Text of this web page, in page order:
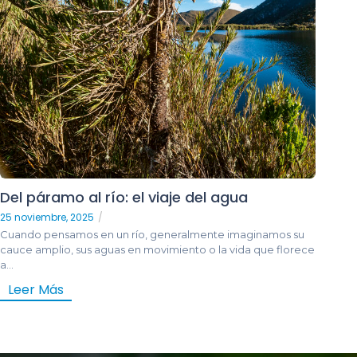
Del páramo al río: el viaje del agua
25 noviembre, 2025 /
Cuando pensamos en un río, generalmente imaginamos su
cauce amplio, sus aguas en movimiento o la vida que florece
a...
Leer Más